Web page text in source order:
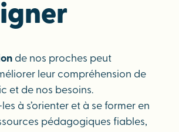
de nos proches peut
leur compréhension de
et de nos besoins.
à s’orienter et à se former en
pédagogiques fiables,